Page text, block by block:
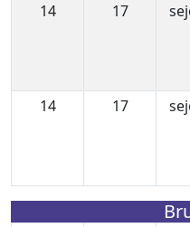
14
17
14
17